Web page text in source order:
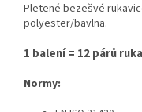
Pletené bezešvé
polyester/bavlna.
1 balení = 12 párů
Normy: